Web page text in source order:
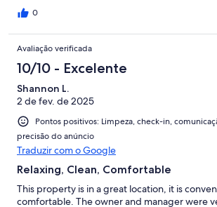
0
Avaliação verificada
10/10 - Excelente
Shannon L.
2 de fev. de 2025
Pontos positivos: Limpeza, check-in,
precisão do anúncio
Traduzir com o Google
Relaxing, Clean, Comfortable
This property is in a great location, it is
comfortable. The owner and manager were